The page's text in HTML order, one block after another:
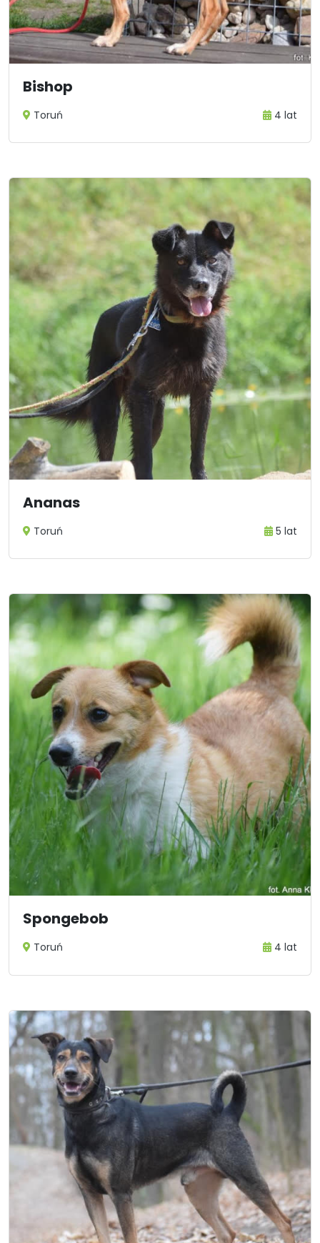
Bishop
Toruń 4 lat
Ananas
Toruń 5 lat
Spongebob
Toruń 4 lat